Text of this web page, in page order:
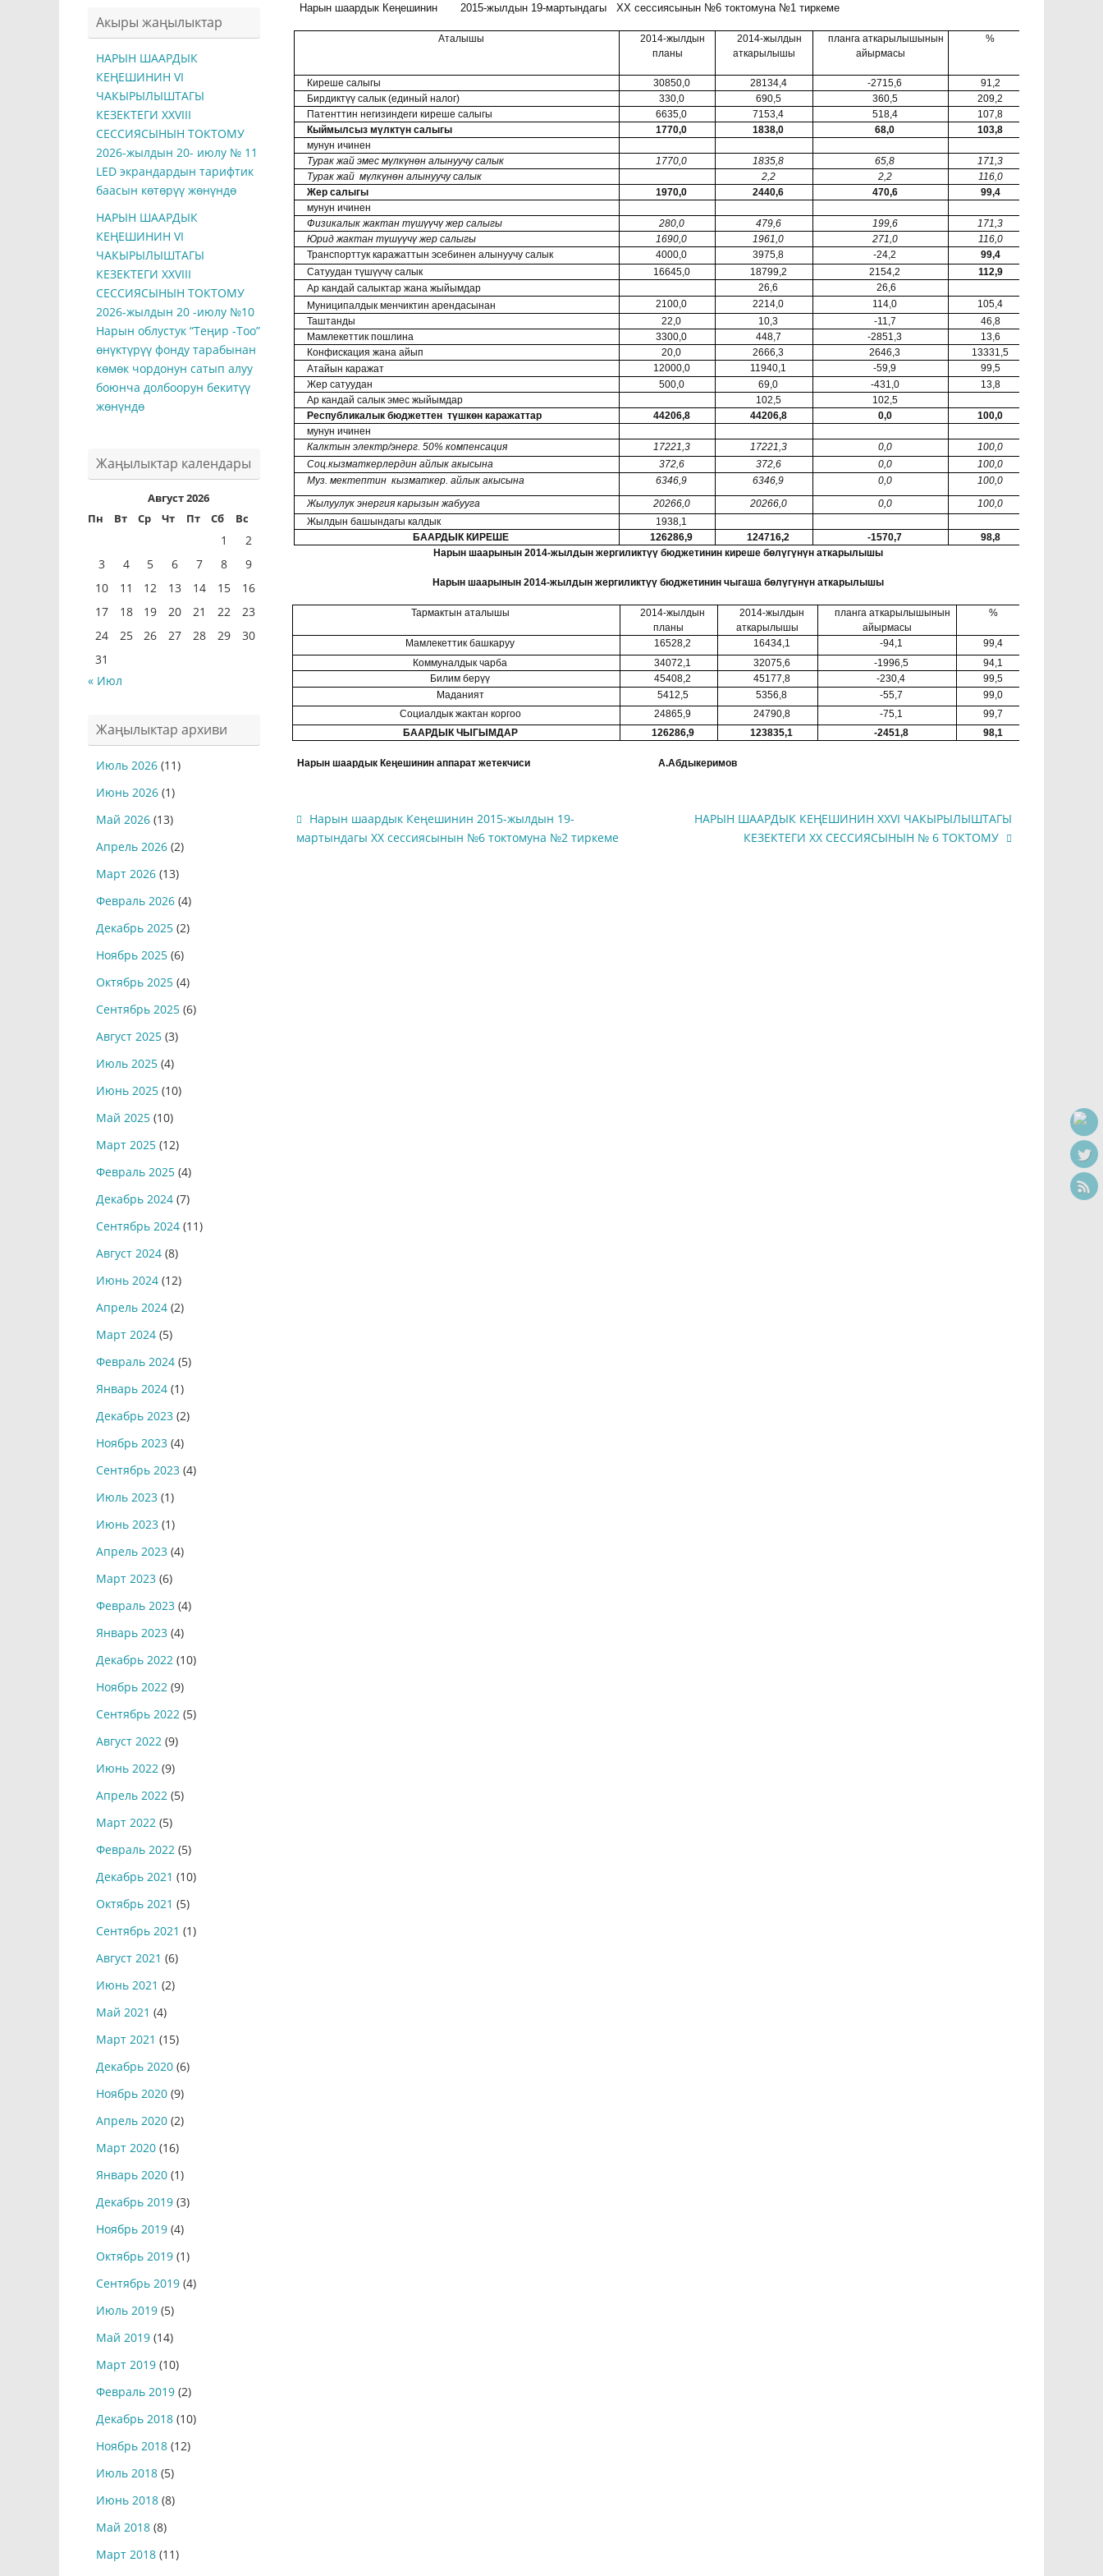
Нарын шаардык Кеңешинин 2015-жылдын 19-мартындагы XX сессиясынын №6 токтомуна №1 тиркеме
Аталышы
2014-жылдын
планы
2014-жылдын
аткарылышы
планга аткарылышынын
айырмасы
%
Киреше салыгы 30850,0 28134,4 -2715,6
91,2
Бирдиктүү салык (единый налог)
330,0 690,5 360,5
209,2
Патенттин негизиндеги киреше салыгы
6635,0 7153,4 518,4
107,8
Кыймылсыз мүлктүн салыгы
1770,0 1838,0 68,0
103,8
мунун ичинен
Турак жай эмес мүлкүнөн алынуучу салык
1770,0 1835,8 65,8
171,3
Турак жай мүлкүнөн алынуучу салык
2,2 2,2
116,0
Жер салыгы
1970,0 2440,6 470,6
99,4
мунун ичинен
Физикалык жактан түшүүчү жер салыгы
280,0 479,6 199,6
171,3
Юрид жактан түшүүчү жер салыгы
1690,0 1961,0 271,0
116,0
Транспорттук каражаттын эсебинен алынуучу салык
4000,0 3975,8 -24,2
99,4
Сатуудан түшүүчү салык
16645,0 18799,2 2154,2
112,9
Ар кандай салыктар жана жыйымдар
26,6
26,6
Муниципалдык менчиктин арендасынан
2100,0 2214,0 114,0
105,4
Таштанды
22,0 10,3 -11,7
46,8
Мамлекеттик пошлина
3300,0 448,7 -2851,3
13,6
Конфискация жана айып
20,0 2666,3 2646,3
13331,5
Атайын каражат
12000,0 11940,1 -59,9
99,5
Жер сатуудан
500,0 69,0 -431,0
13,8
Ар кандай салык эмес жыйымдар
102,5
102,5
Республикалык бюджеттен түшкөн каражаттар
44206,8 44206,8 0,0
100,0
мунун ичинен
Калктын электр/энерг. 50% компенсация
17221,3 17221,3 0,0
100,0
Соц.кызматкерлердин айлык акысына
372,6 372,6 0,0
100,0
Муз. мектептин кызматкер. айлык акысына
6346,9 6346,9 0,0
100,0
Жылуулук энергия карызын жабууга
20266,0 20266,0 0,0
100,0
Жылдын башындагы калдык
1938,1
БААРДЫК КИРЕШЕ
126286,9 124716,2 -1570,7
98,8
Нарын шаарынын 2014-жылдын жергиликтүү бюджетинин киреше бөлүгүнүн аткарылышы
Нарын шаарынын 2014-жылдын жергиликтүү бюджетинин чыгаша бөлүгүнүн аткарылышы
Тармактын аталышы
2014-жылдын
планы
2014-жылдын
аткарылышы
планга аткарылышынын
айырмасы
%
Мамлекеттик башкаруу 16528,2 16434,1 -94,1
99,4
Коммуналдык чарба
34072,1 32075,6 -1996,5
94,1
Билим берүү
45408,2 45177,8 -230,4
99,5
Маданият
5412,5 5356,8 -55,7
99,0
Социалдык жактан коргоо
24865,9 24790,8 -75,1
99,7
БААРДЫК ЧЫГЫМДАР
126286,9 123835,1 -2451,8 98,1
Нарын шаардык Кеңешинин аппарат жетекчиси А.Абдыкеримов
Нарын шаардык Кеңешинин 2015-жылдын 19-
мартындагы XX сессиясынын №6 токтомуна №2 тиркеме
НАРЫН ШААРДЫК КЕҢЕШИНИН XXVI ЧАКЫРЫЛЫШТАГЫ
КЕЗЕКТЕГИ XX СЕССИЯСЫНЫН № 6 ТОКТОМУ
Акыры жаңылыктар
НАРЫН ШААРДЫК
КЕҢЕШИНИН VI
ЧАКЫРЫЛЫШТАГЫ
КЕЗЕКТЕГИ ХXVIII
СЕССИЯСЫНЫН ТОКТОМУ
2026-жылдын 20- июлу № 11
LED экрандардын тарифтик
баасын көтөрүү жөнүндө
НАРЫН ШААРДЫК
КЕҢЕШИНИН VI
ЧАКЫРЫЛЫШТАГЫ
КЕЗЕКТЕГИ ХXVIII
СЕССИЯСЫНЫН ТОКТОМУ
2026-жылдын 20 -июлу №10
Нарын облустук “Теңир -Тоо”
өнүктүрүү фонду тарабынан
көмөк чордонун сатып алуу
боюнча долбоорун бекитүү
жөнүндө
Жаңылыктар календары
Август 2026
Пн
Вт Ср Чт Пт Сб Вс
1
2
3
4 5 6 7 8
9
10
11 12 13 14 15
16
17
18 19 20 21 22
23
24
25 26 27 28 29
30
31
« Июл
Жаңылыктар архиви
Июль 2026 (11)
Июнь 2026 (1)
Май 2026 (13)
Апрель 2026 (2)
Март 2026 (13)
Февраль 2026 (4)
Декабрь 2025 (2)
Ноябрь 2025 (6)
Октябрь 2025 (4)
Сентябрь 2025 (6)
Август 2025 (3)
Июль 2025 (4)
Июнь 2025 (10)
Май 2025 (10)
Март 2025 (12)
Февраль 2025 (4)
Декабрь 2024 (7)
Сентябрь 2024 (11)
Август 2024 (8)
Июнь 2024 (12)
Апрель 2024 (2)
Март 2024 (5)
Февраль 2024 (5)
Январь 2024 (1)
Декабрь 2023 (2)
Ноябрь 2023 (4)
Сентябрь 2023 (4)
Июль 2023 (1)
Июнь 2023 (1)
Апрель 2023 (4)
Март 2023 (6)
Февраль 2023 (4)
Январь 2023 (4)
Декабрь 2022 (10)
Ноябрь 2022 (9)
Сентябрь 2022 (5)
Август 2022 (9)
Июнь 2022 (9)
Апрель 2022 (5)
Март 2022 (5)
Февраль 2022 (5)
Декабрь 2021 (10)
Октябрь 2021 (5)
Сентябрь 2021 (1)
Август 2021 (6)
Июнь 2021 (2)
Май 2021 (4)
Март 2021 (15)
Декабрь 2020 (6)
Ноябрь 2020 (9)
Апрель 2020 (2)
Март 2020 (16)
Январь 2020 (1)
Декабрь 2019 (3)
Ноябрь 2019 (4)
Октябрь 2019 (1)
Сентябрь 2019 (4)
Июль 2019 (5)
Май 2019 (14)
Март 2019 (10)
Февраль 2019 (2)
Декабрь 2018 (10)
Ноябрь 2018 (12)
Июль 2018 (5)
Июнь 2018 (8)
Май 2018 (8)
Март 2018 (11)